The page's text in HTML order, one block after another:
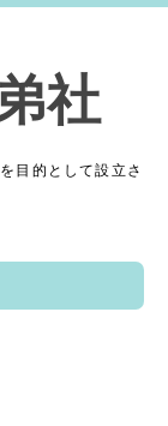
社
目的として設立さ